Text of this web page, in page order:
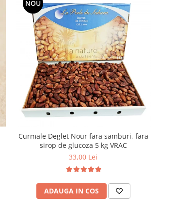
NOU
Curmale Deglet Nour fara samburi, fara
sirop de glucoza 5 kg VRAC
33,00 Lei
ADAUGA IN COS